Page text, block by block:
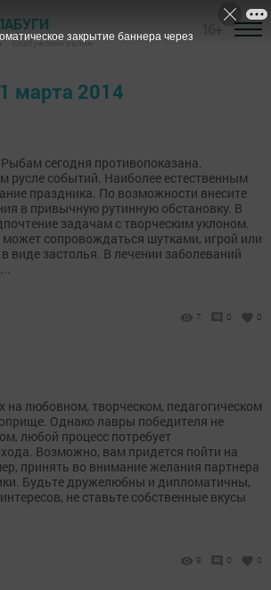
- Елабужский район
марта 2014
сегодня противопоказана.
русле событий. Наиболее естественным
праздника. По возможности внесите
в привычную рутинную обстановку. В
задачам с творческим уклоном.
сопровождаться шутками, игрой или
виде застолья. В лечении заболеваний
7 0 0
на любовном, творческом, педагогическом
Однако лавры победителя не
любой процесс потребует
Возможно, вам придется пойти на
принять во внимание желания партнера
Будьте дружелюбны и дипломатичны,
не ставьте собственные вкусы
9 0 0
закрытие баннера через